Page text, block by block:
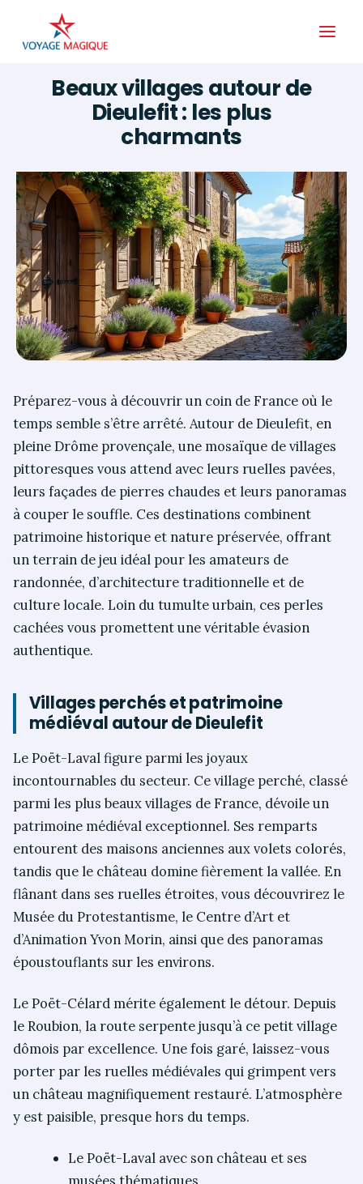
Beaux villages autour de
Dieulefit : les plus
charmants
Préparez-vous à découvrir un coin de France où le
temps semble s’être arrêté. Autour de Dieulefit, en
pleine Drôme provençale, une mosaïque de villages
pittoresques vous attend avec leurs ruelles pavées,
leurs façades de pierres chaudes et leurs panoramas
à couper le souffle. Ces destinations combinent
patrimoine historique et nature préservée, offrant
un terrain de jeu idéal pour les amateurs de
randonnée, d’architecture traditionnelle et de
culture locale. Loin du tumulte urbain, ces perles
cachées vous promettent une véritable évasion
authentique.
Villages perchés et patrimoine
médiéval autour de Dieulefit
Le Poët-Laval figure parmi les joyaux
incontournables du secteur. Ce village perché, classé
parmi les plus beaux villages de France, dévoile un
patrimoine médiéval exceptionnel. Ses remparts
entourent des maisons anciennes aux volets colorés,
tandis que le château domine fièrement la vallée. En
flânant dans ses ruelles étroites, vous découvrirez le
Musée du Protestantisme, le Centre d’Art et
d’Animation Yvon Morin, ainsi que des panoramas
époustouflants sur les environs.
Le Poët-Célard mérite également le détour. Depuis
le Roubion, la route serpente jusqu’à ce petit village
dômois par excellence. Une fois garé, laissez-vous
porter par les ruelles médiévales qui grimpent vers
un château magnifiquement restauré. L’atmosphère
y est paisible, presque hors du temps.
Le Poët-Laval avec son château et ses